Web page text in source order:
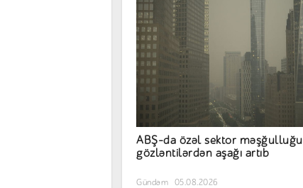
ABŞ-da özəl sektor məşğulluğu
gözləntilərdən aşağı artıb
Gündəm 05.08.2026